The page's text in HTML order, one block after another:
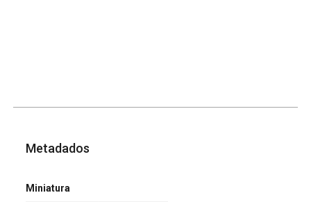
Metadados
Miniatura